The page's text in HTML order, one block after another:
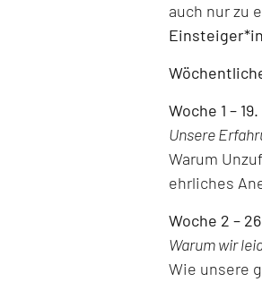
auch nur zu
Woche 1 –
Unsere
Warum
ehrliches
Woche 2 –
Warum wir
Wie unsere